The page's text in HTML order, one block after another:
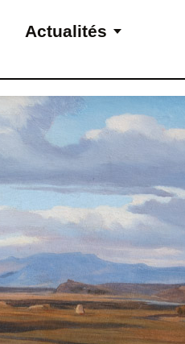
Actualités